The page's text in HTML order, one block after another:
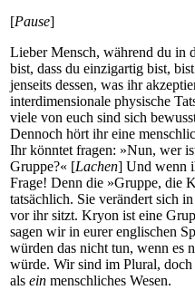
[Pause]
Lieber Mensch, während du in
bist, dass du einzigartig bist,
jenseits dessen, was ihr
interdimensionale physische
viele von euch sind sich
Dennoch hört ihr eine
Ihr könntet fragen: »Nun, wer
Gruppe?« [Lachen] Und wenn
Frage! Denn die »Gruppe, die
tatsächlich. Sie verändert sich
vor ihr sitzt. Kryon ist eine
sagen wir in eurer englischen
würden das nicht tun, wenn es
würde. Wir sind im Plural,
als ein menschliches Wesen.